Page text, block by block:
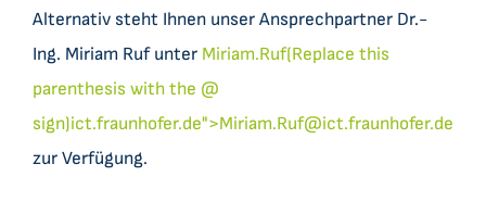
Alternativ steht Ihnen unser Ansprechpartner Dr.-
Ing. Miriam Ruf unter Miriam.Ruf(Replace this
parenthesis with the @
sign)ict.fraunhofer.de">Miriam.Ruf@ict.fraunhofer.de
zur Verfügung.